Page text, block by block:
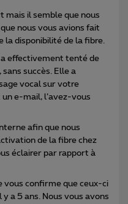
mais il semble que nous
nous vous avions fait
la disponibilité de la fibre.
a effectivement tenté de
sans succès. Elle a
vocal sur votre
e-mail, l’avez-vous
afin que nous
de la fibre chez
éclairer par rapport à
vous confirme que ceux-ci
a 5 ans. Nous vous avons